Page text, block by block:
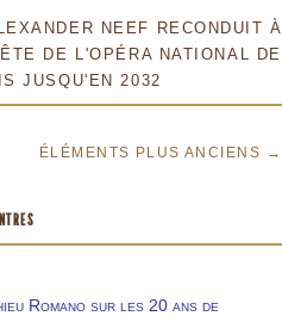
NEEF RECONDUIT À
DE L'OPÉRA NATIONAL DE
JUSQU'EN 2032
ÉLÉMENTS PLUS ANCIENS →
Romano sur les 20 ans de